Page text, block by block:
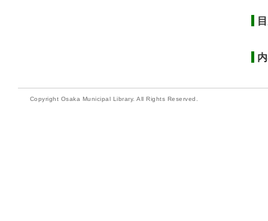
Copyright Osaka Municipal Library. All Rights Reserved.